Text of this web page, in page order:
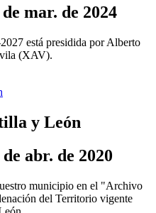
mar. de 2024
está presidida por Alberto
(XAV).
y León
de abr. de 2020
municipio en el "Archivo
del Territorio vigente